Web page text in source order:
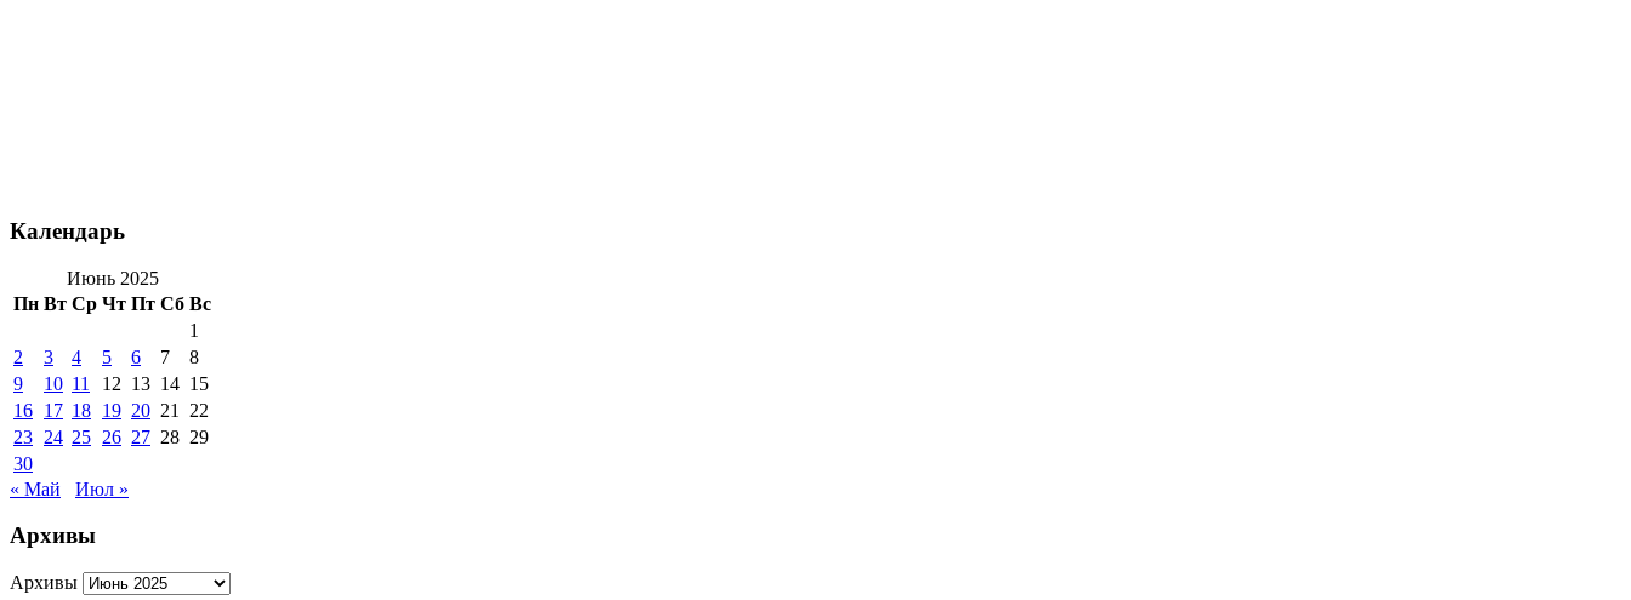
Календарь
Июнь 2025
Пн Вт Ср Чт Пт Сб Вс
1
2
3 4 5 6 7
8
9
10 11 12 13 14 15
16 17 18 19 20 21
22
23 24 25 26 27 28 29
30
« Май
Июл »
Архивы
Архивы